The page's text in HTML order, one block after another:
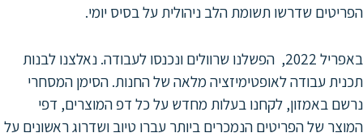
שדרשו תשומת הלב ניהולית על בסיס יומי.
באפריל 2022, הפשלנו שרוולים ונכנסו לעבודה. נאלצנו לבנות
עבודה לאופטימיזציה מלאה של החנות. הסימן המסחרי
לקחנו בעלות מחדש על כל דפ המוצרים, דפי
של הפריטים הנמכרים ביותר עברו טיוב ושדרוג ראשונים על